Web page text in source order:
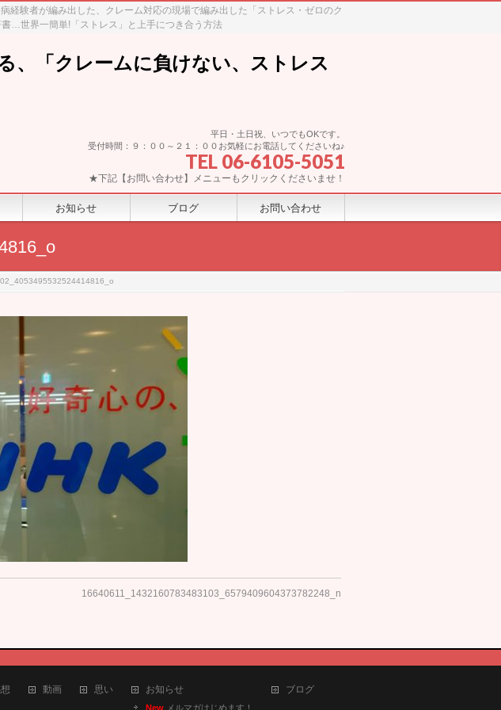
験者が編み出した、クレーム対応の現場で編み出した「ストレス・ゼロのク
…世界一簡単!「ストレス」と上手につき合う方法
、「クレームに負けない、ストレス
平日・土日祝、いつでもOKです。
受付時間：９：００～２１：００お気軽にお電話してくださいね♪
TEL 06-6105-5051
★下記【お問い合わせ】メニューもクリックくださいませ！
お知らせ ブログ お問い合わせ
16640611_1432160783483103_6579409604373782248_n
動画 思い お知らせ
New メルマガはじめます！
ブログ